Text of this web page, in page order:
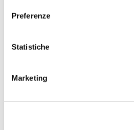
Preferenze
Statistiche
Marketing
Le imprese fashion e
Omnichannel
La privacy
trasferte,